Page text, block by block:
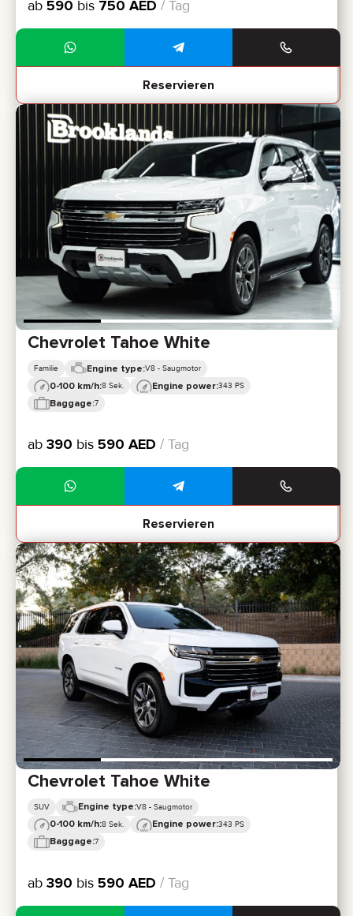
ab 590 bis 750 AED / Tag
Reservieren
Chevrolet Tahoe White
Familie Engine type:V8 - Saugmotor
0-100 km/h:8 Sek. Engine power:343 PS
Baggage:7
ab 390 bis 590 AED / Tag
Reservieren
Chevrolet Tahoe White
SUV Engine type:V8 - Saugmotor
0-100 km/h:8 Sek. Engine power:343 PS
Baggage:7
ab 390 bis 590 AED / Tag